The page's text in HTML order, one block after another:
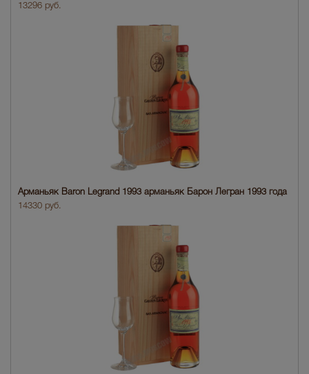
13296 руб.
Арманьяк Baron Legrand 1993 арманьяк Барон Легран 1993 года
14330 руб.